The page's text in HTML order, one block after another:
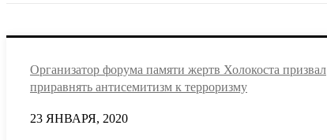
Организатор форума памяти жертв Холокоста призвал
приравнять антисемитизм к терроризму
23 ЯНВАРЯ, 2020